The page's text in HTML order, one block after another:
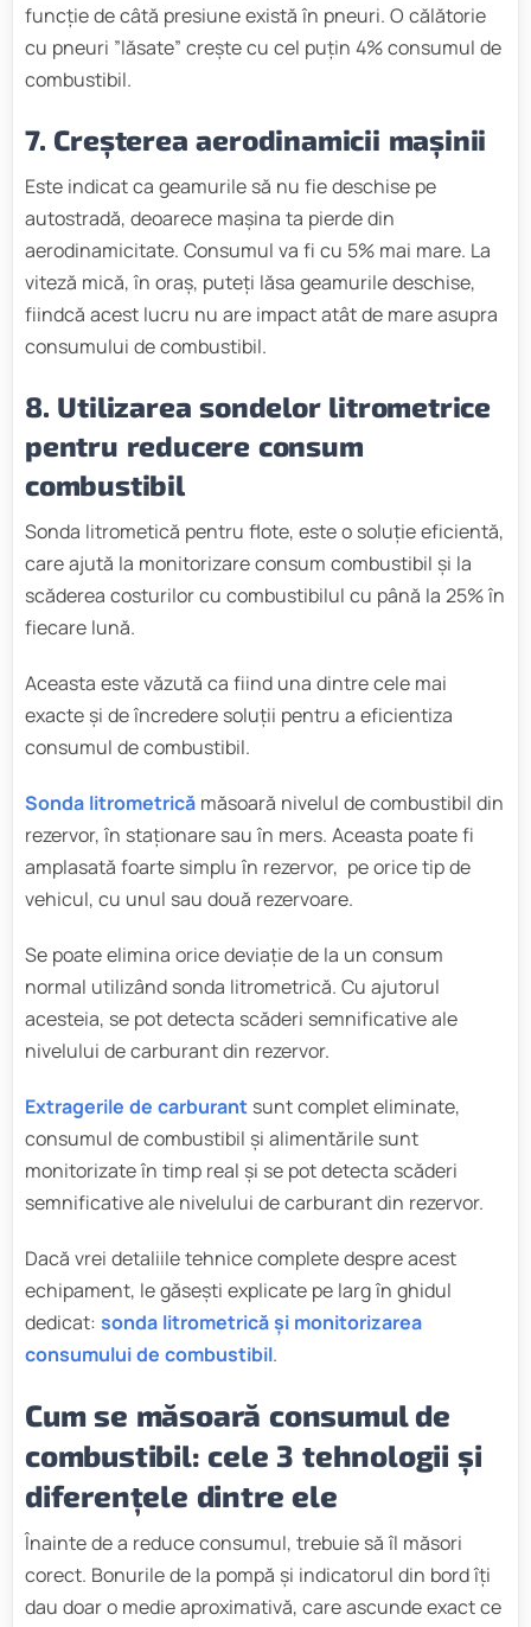
funcție de câtă presiune există în pneuri. O călătorie
cu pneuri ”lăsate” crește cu cel puțin 4% consumul de
combustibil.
7. Creșterea aerodinamicii mașinii
Este indicat ca geamurile să nu fie deschise pe
autostradă, deoarece mașina ta pierde din
aerodinamicitate. Consumul va fi cu 5% mai mare. La
viteză mică, în oraș, puteți lăsa geamurile deschise,
fiindcă acest lucru nu are impact atât de mare asupra
consumului de combustibil.
8. Utilizarea sondelor litrometrice
pentru reducere consum
combustibil
Sonda litrometică pentru flote, este o soluție eficientă,
care ajută la monitorizare consum combustibil și la
scăderea costurilor cu combustibilul cu până la 25% în
fiecare lună.
Aceasta este văzută ca fiind una dintre cele mai
exacte și de încredere soluții pentru a eficientiza
consumul de combustibil.
Sonda litrometrică măsoară nivelul de combustibil din
rezervor, în staționare sau în mers. Aceasta poate fi
amplasată foarte simplu în rezervor, pe orice tip de
vehicul, cu unul sau două rezervoare.
Se poate elimina orice deviație de la un consum
normal utilizând sonda litrometrică. Cu ajutorul
acesteia, se pot detecta scăderi semnificative ale
nivelului de carburant din rezervor.
Extragerile de carburant sunt complet eliminate,
consumul de combustibil și alimentările sunt
monitorizate în timp real și se pot detecta scăderi
semnificative ale nivelului de carburant din rezervor.
Dacă vrei detaliile tehnice complete despre acest
echipament, le găsești explicate pe larg în ghidul
dedicat: sonda litrometrică și monitorizarea
consumului de combustibil.
Cum se măsoară consumul de
combustibil: cele 3 tehnologii și
diferențele dintre ele
Înainte de a reduce consumul, trebuie să îl măsori
corect. Bonurile de la pompă și indicatorul din bord îți
dau doar o medie aproximativă, care ascunde exact ce